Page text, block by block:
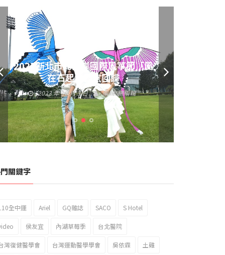
黃偉哲發放武聖夜市加碼夜市消費
券 呼籲做好登革熱防疫
2023 年 9 月 23 日 編輯:總編輯
關鍵字
全中運 Ariel GQ雜誌 SACO S Hotel
侯友宜 內湖草莓季 台北醫院
灣復健醫學會 台灣運動醫學學會 吳依霖 土雞